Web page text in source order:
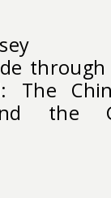
The
the